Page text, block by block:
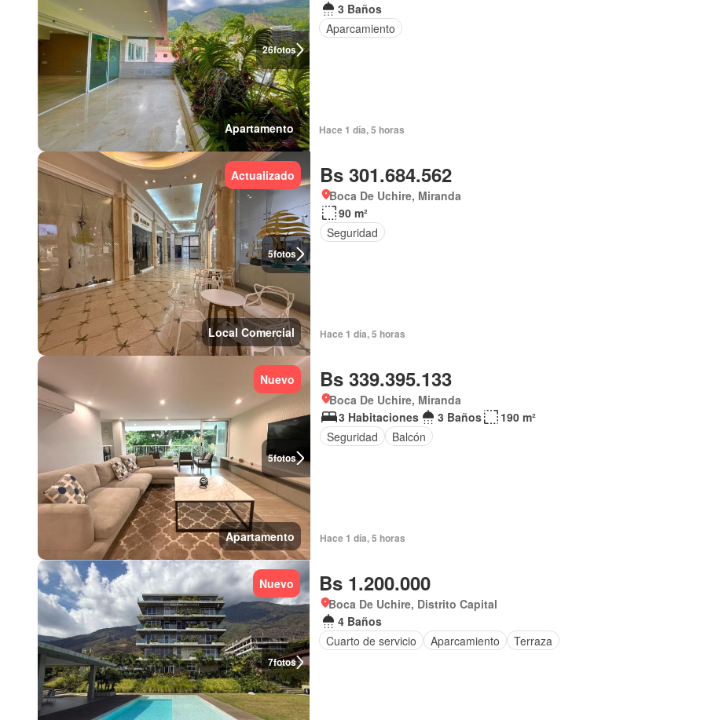
26fotos
Apartamento
3 Baños
Aparcamiento
Hace 1 día, 5 horas
5fotos
Actualizado
Local Comercial
Bs 301.684.562
Boca De Uchire, Miranda
90 m²
Seguridad
Hace 1 día, 5 horas
5fotos
Nuevo
Apartamento
Bs 339.395.133
Boca De Uchire, Miranda
3 Habitaciones
3 Baños
190 m²
Seguridad
Balcón
Hace 1 día, 5 horas
7fotos
Nuevo Bs 1.200.000
Boca De Uchire, Distrito Capital
4 Baños
Cuarto de servicio
Aparcamiento Terraza